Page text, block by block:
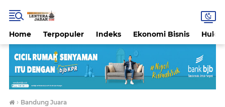
Home Terpopuler Indeks Ekonomi Bisnis
› Bandung Juara